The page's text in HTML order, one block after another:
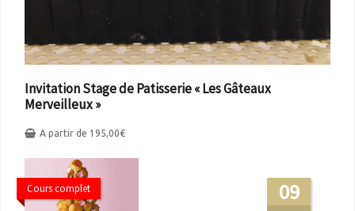
Invitation Stage de Patisserie « Les Gâteaux
Merveilleux »
A partir de 195,00€
09
Cours complet